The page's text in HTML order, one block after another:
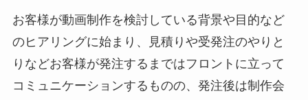
お客様が動画制作を検討している背景や目的など
のヒアリングに始まり、見積りや受発注のやりと
りなどお客様が発注するまではフロントに立って
コミュニケーションするものの、発注後は制作会